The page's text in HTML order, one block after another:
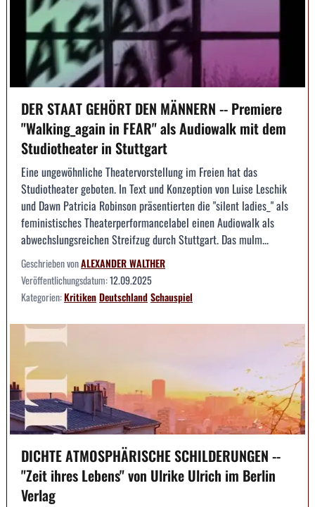
DER STAAT GEHÖRT DEN MÄNNERN -- Premiere
"Walking_again in FEAR" als Audiowalk mit dem
Studiotheater in Stuttgart
Eine ungewöhnliche Theatervorstellung im Freien hat das
Studiotheater geboten. In Text und Konzeption von Luise Leschik
und Dawn Patricia Robinson präsentierten die "silent ladies_" als
feministisches Theaterperformancelabel einen Audiowalk als
abwechslungsreichen Streifzug durch Stuttgart. Das mulm...
Geschrieben vonALEXANDER WALTHER
Veröffentlichungsdatum:12.09.2025
Kategorien:KritikenDeutschlandSchauspiel
DICHTE ATMOSPHÄRISCHE SCHILDERUNGEN --
"Zeit ihres Lebens" von Ulrike Ulrich im Berlin
Verlag